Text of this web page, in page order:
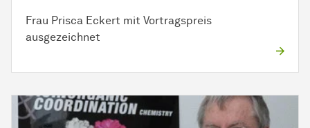
Frau Prisca Eckert mit Vortragspreis
ausgezeichnet